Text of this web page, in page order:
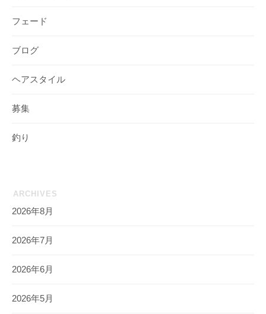
フェード
ブログ
ヘアスタイル
募集
釣り
ARCHIVES
2026年8月
2026年7月
2026年6月
2026年5月